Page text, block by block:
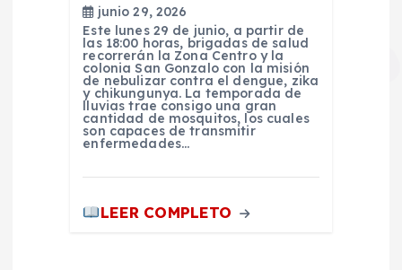
junio 29, 2026
Este lunes 29 de junio, a partir de
las 18:00 horas, brigadas de salud
recorrerán la Zona Centro y la
colonia San Gonzalo con la misión
de nebulizar contra el dengue, zika
y chikungunya. La temporada de
lluvias trae consigo una gran
cantidad de mosquitos, los cuales
son capaces de transmitir
enfermedades…
LEER COMPLETO